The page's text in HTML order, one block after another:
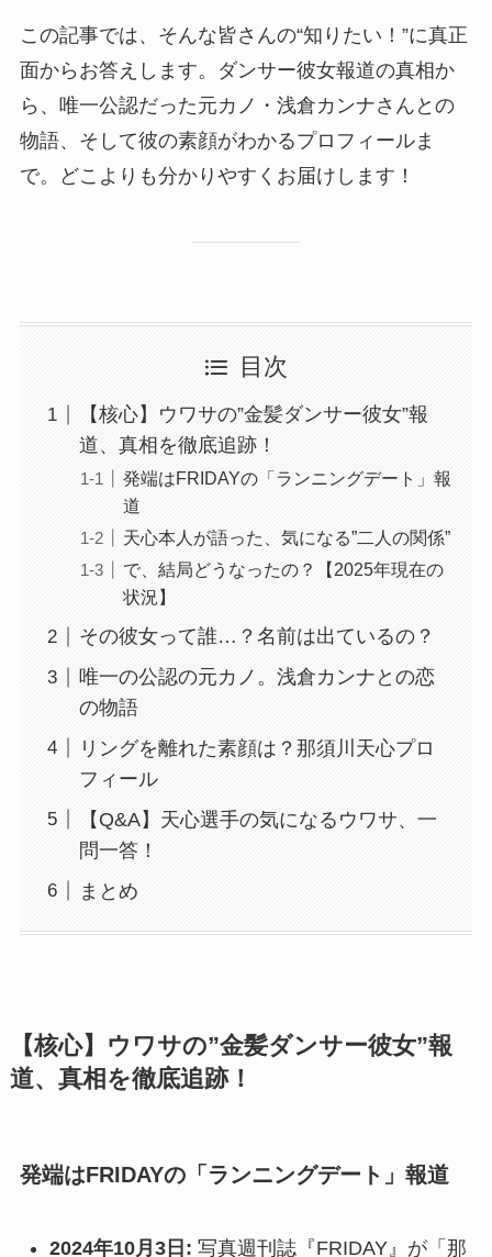
この記事では、そんな皆さんの“知りたい！”に真正
面からお答えします。ダンサー彼女報道の真相か
ら、唯一公認だった元カノ・浅倉カンナさんとの
物語、そして彼の素顔がわかるプロフィールま
で。どこよりも分かりやすくお届けします！
目次
【核心】ウワサの”金髪ダンサー彼女”報
道、真相を徹底追跡！
発端はFRIDAYの「ランニングデート」報
道
天心本人が語った、気になる”二人の関係”
で、結局どうなったの？【2025年現在の
状況】
その彼女って誰…？名前は出ているの？
唯一の公認の元カノ。浅倉カンナとの恋
の物語
リングを離れた素顔は？那須川天心プロ
フィール
【Q&A】天心選手の気になるウワサ、一
問一答！
まとめ
【核心】ウワサの”金髪ダンサー彼女”報
道、真相を徹底追跡！
発端はFRIDAYの「ランニングデート」報道
2024年10月3日: 写真週刊誌『FRIDAY』が「那